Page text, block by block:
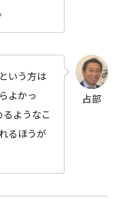
いう方は
よかっ
ようなこ
るほうが
占部